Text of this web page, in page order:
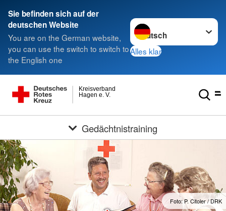
Sie befinden sich auf der
deutschen Website
You are on the German website,
you can use the switch to switch to
the English one
Sprache wechseln zu
Alles klar
Hagen e. V.
Kreisverband
Gedächtnistraining
Foto: P. Citoler / DRK